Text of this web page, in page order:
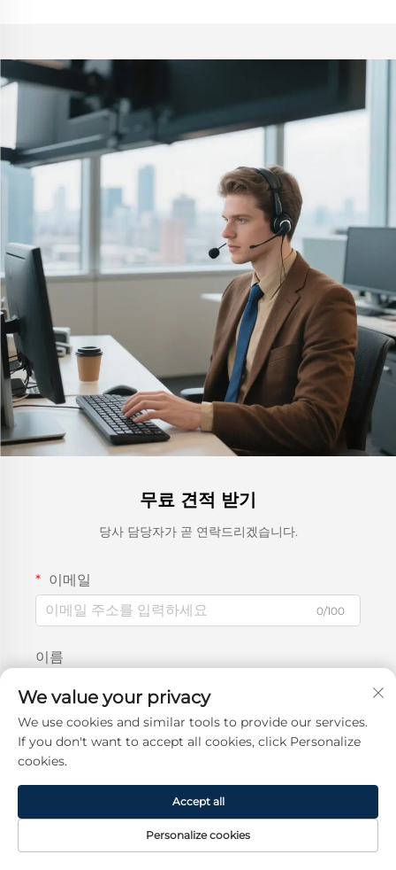
무료 견적 받기
당사 담당자가 곧 연락드리겠습니다.
이메일
0/100
이름
회사명
We value your privacy
We use cookies and similar tools to provide our services.
If you don't want to accept all cookies, click Personalize
cookies.
Personalize cookies
Accept all